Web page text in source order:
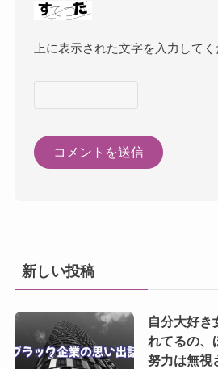
上に表示された文字を入力してく
新しい投稿
自分大好き
れてるの、
努力は無視